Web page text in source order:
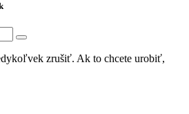
zrušiť. Ak to chcete urobiť,